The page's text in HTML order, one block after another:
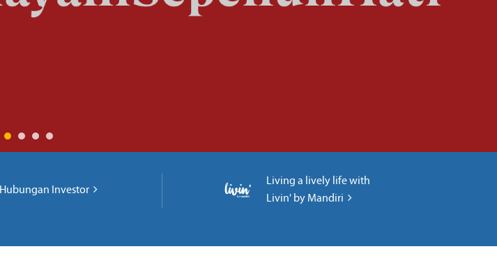
Hubungan Investor
Living a lively life with
Livin' by Mandiri